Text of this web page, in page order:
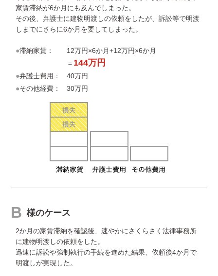
家賃滞納が6か月にも及んでしまった。
その後、弁護士に建物明渡しの依頼をしたが、訴訟等で明渡
しまでにさらに6か月を要してしまった。
●滞納家賃：
12万円×6か月+12万円×6か月
＝ 144万円
●弁護士費用：
40万円
●その他経費：
30万円
B 様のケース
2か月の家賃滞納を確認後、速やかにさくらさく法律事務所
に建物明渡しの依頼をした。
迅速に訴訟や強制執行の手続を進めた結果、依頼後4か月で
明渡しが実現した。